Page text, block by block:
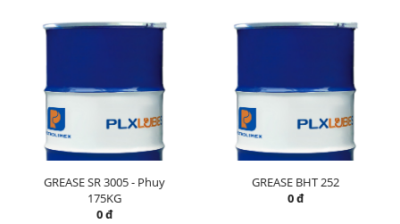
GREASE SR 3005 - Phuy
175KG
0 đ
GREASE BHT 252
0 đ